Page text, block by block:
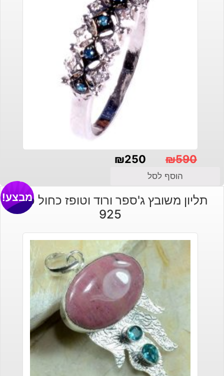
₪590
המקורי
היה:
₪250
הנוכחי
הוא:
הוסף לסל
תליון משובץ ג'ספר ורוד וטופז כחול כסף
925
מבצע!